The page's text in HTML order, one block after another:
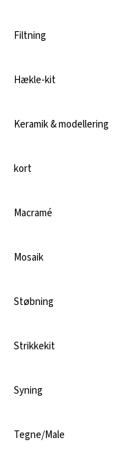
Filtning
Hækle-kit
Keramik & modellering
kort
Macramé
Mosaik
Støbning
Strikkekit
Syning
Tegne/Male